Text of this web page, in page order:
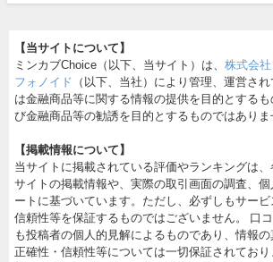
【当サイトについて】
ミンカブChoice（以下、当サイト）は、株式会
フォノイド
（以下、当社）により管理、運営さ
は金融商品等に関する情報の提供を目的とするも
び金融商品等の勧誘を目的とするものではありま
【掲載情報について】
当サイトに掲載されている評価やランキングは
サイトの掲載情報や、実際の取引画面の調査、
ートに基づいています。ただし、必ずしもサービ
信頼性等を保証するものではございません。 口
も投稿者の個人的見解によるものであり、情報
正確性・信頼性等については一切保証されてお